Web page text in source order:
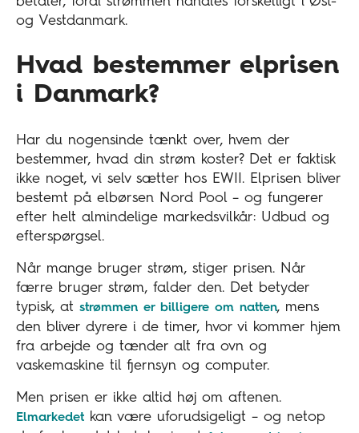
og Vestdanmark.
Hvad bestemmer elprisen
i Danmark?
Har du nogensinde tænkt over, hvem der
bestemmer, hvad din strøm koster? Det er faktisk
ikke noget, vi selv sætter hos EWII. Elprisen bliver
bestemt på elbørsen Nord Pool – og fungerer
efter helt almindelige markedsvilkår: Udbud og
efterspørgsel.
Når mange bruger strøm, stiger prisen. Når
færre bruger strøm, falder den. Det betyder
typisk, at strømmen er billigere om natten, mens
den bliver dyrere i de timer, hvor vi kommer hjem
fra arbejde og tænder alt fra ovn og
vaskemaskine til fjernsyn og computer.
Men prisen er ikke altid høj om aftenen.
Elmarkedet kan være uforudsigeligt – og netop